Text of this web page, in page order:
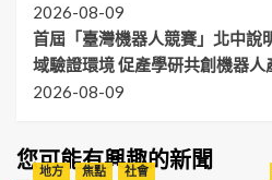
2026-08-09
首屆「臺灣機器人競賽」北中說
域驗證環境 促產學研共創機器人
2026-08-09
您可能有興趣的新聞
地方 焦點 社會